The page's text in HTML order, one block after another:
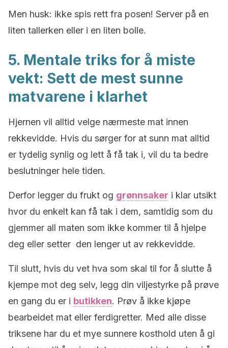
Men husk: ikke spis rett fra posen! Server på en
liten tallerken eller i en liten bolle.
5. Mentale triks for å miste
vekt: Sett de mest sunne
matvarene i klarhet
Hjernen vil alltid velge nærmeste mat innen
rekkevidde. Hvis du sørger for at sunn mat alltid
er tydelig synlig og lett å få tak i, vil du ta bedre
beslutninger hele tiden.
Derfor legger du frukt og grønnsaker i klar utsikt
hvor du enkelt kan få tak i dem, samtidig som du
gjemmer all maten som ikke kommer til å hjelpe
deg eller setter den lenger ut av rekkevidde.
Til slutt, hvis du vet hva som skal til for å slutte å
kjempe mot deg selv, legg din viljestyrke på prøve
en gang du er i butikken. Prøv å ikke kjøpe
bearbeidet mat eller ferdigretter. Med alle disse
triksene har du et mye sunnere kosthold uten å gi